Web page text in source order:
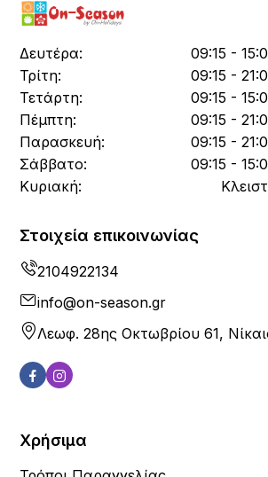
Δευτέρα:
09:15 -
Τρίτη:
09:15 -
Τετάρτη:
09:15 -
Πέμπτη:
09:15 -
Παρασκευή:
09:15 -
Σάββατο:
09:15 -
Κυριακή:
Στοιχεία επικοινωνίας
2104922134
info@on-season.gr
Λεωφ. 28ης Οκτωβρίου 61,
Χρήσιμα